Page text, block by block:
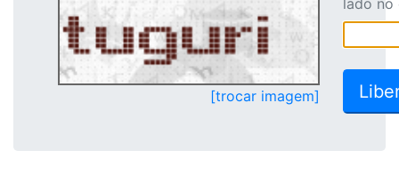
[trocar imagem]
lado no